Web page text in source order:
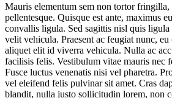
Mauris elementum sem non tortor
pellentesque. Quisque est ante, maximus
convallis ligula. Sed sagittis nisl quis
velit vehicula. Praesent ac feugiat nunc, eu
aliquet elit id viverra vehicula. Nulla ac
facilisis felis. Vestibulum vitae mauris nec
Fusce luctus venenatis nisi vel pharetra.
vel eleifend felis pulvinar sit amet. Cras
blandit, nulla justo sollicitudin lorem, non